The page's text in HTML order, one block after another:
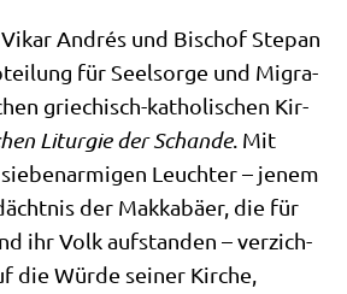
Andrés und Bischof Ste­pan
für Seel­sor­ge und Migra­
grie­chisch-katho­li­schen Kir­
Lit­ur­gie der Schan­de. Mit
Leuch­ter – jenem
der Mak­ka­bä­er, die für
ihr Volk auf­stan­den – ver­zich­
die Wür­de sei­ner Kir­che,